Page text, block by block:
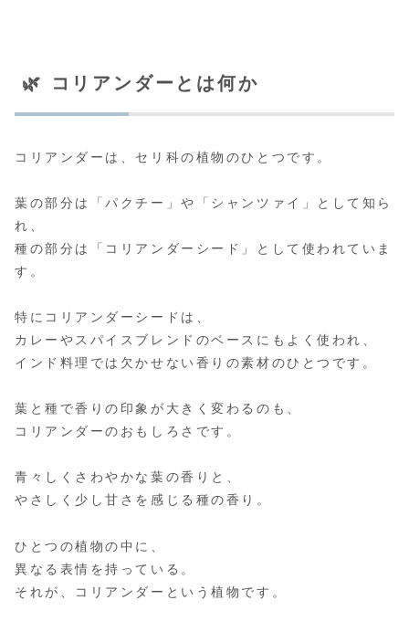
🌿 コリアンダーとは何か
コリアンダーは、セリ科の植物のひとつです。
葉の部分は「パクチー」や「シャンツァイ」として知ら
れ、
種の部分は「コリアンダーシード」として使われていま
す。
特にコリアンダーシードは、
カレーやスパイスブレンドのベースにもよく使われ、
インド料理では欠かせない香りの素材のひとつです。
葉と種で香りの印象が大きく変わるのも、
コリアンダーのおもしろさです。
青々しくさわやかな葉の香りと、
やさしく少し甘さを感じる種の香り。
ひとつの植物の中に、
異なる表情を持っている。
それが、コリアンダーという植物です。